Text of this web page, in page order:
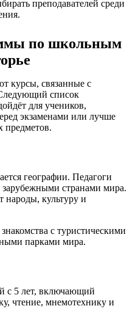
преподавателей среди
по школьным
курсы, связанные с
список
для учеников,
экзаменами или лучше
предметов.
географии. Педагоги
зарубежными странами мира.
народы, культуру и
с туристическими
парками мира.
с 5 лет, включающий
чтение, мнемотехнику и